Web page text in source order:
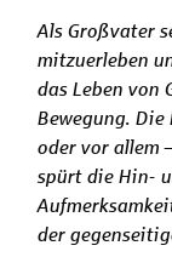
Als Großvater
mitzuerleben
das Leben von
Bewegung.
oder vor allem
spürt die Hin-
der